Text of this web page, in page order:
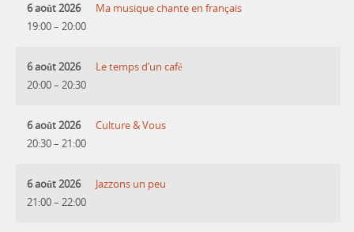
6 août 2026
19:00– 20:00
Ma musique chante en français
6 août 2026
20:00– 20:30
Le temps d’un café
6 août 2026
20:30– 21:00
Culture & Vous
6 août 2026
21:00– 22:00
Jazzons un peu